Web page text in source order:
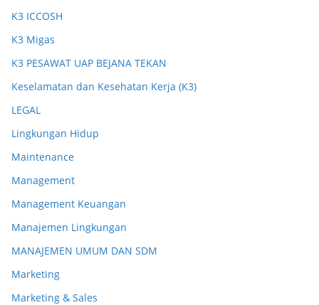
K3 ICCOSH
K3 Migas
K3 PESAWAT UAP BEJANA TEKAN
Keselamatan dan Kesehatan Kerja (K3)
LEGAL
Lingkungan Hidup
Maintenance
Management
Management Keuangan
Manajemen Lingkungan
MANAJEMEN UMUM DAN SDM
Marketing
Marketing & Sales